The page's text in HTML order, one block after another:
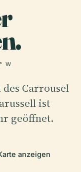
W
Carrousel
ist
geöffnet.
anzeigen